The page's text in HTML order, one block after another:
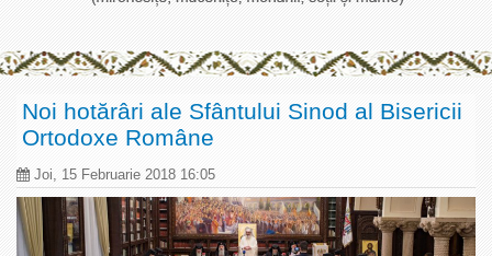
Noi hotărâri ale Sfântului Sinod al Bisericii
Ortodoxe Române
Joi, 15 Februarie 2018 16:05